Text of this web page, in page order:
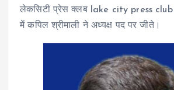
लेकसिटी प्रेस क्लब lake city press
में कपिल श्रीमाली ने अध्यक्ष पद पर जीते।